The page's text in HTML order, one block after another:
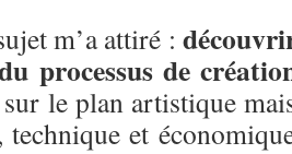
m’a attiré :
processus de
le plan artistique
et